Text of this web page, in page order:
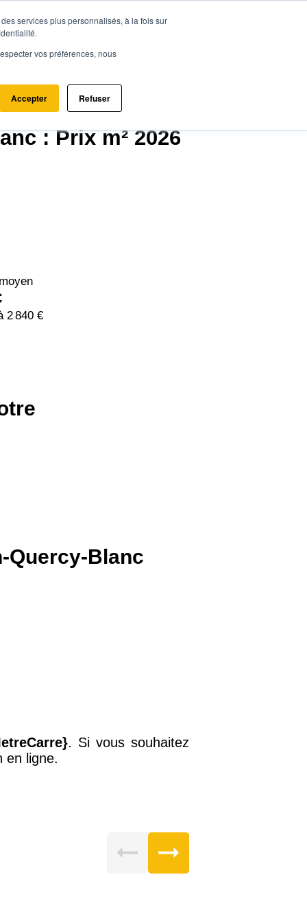
services plus personnalisés, à la fois sur
vos préférences, nous
Accepter Refuser
: Prix m² 2026
2 840 €
Quercy-Blanc
. Si vous souhaitez
en ligne.